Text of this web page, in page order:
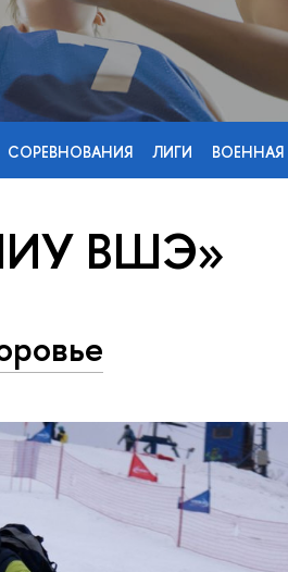
СОРЕВНОВАНИЯ ЛИГИ ВОЕННАЯ
ВШЭ»